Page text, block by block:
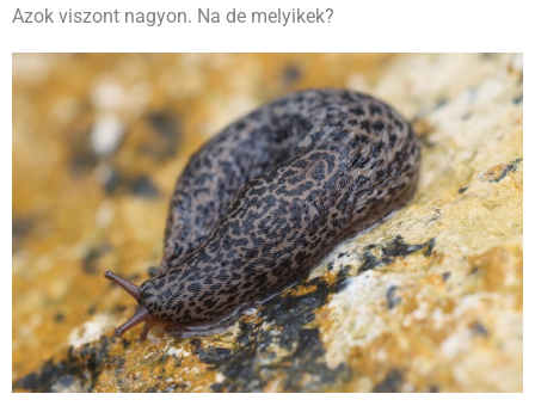
Azok viszont nagyon. Na de melyikek?